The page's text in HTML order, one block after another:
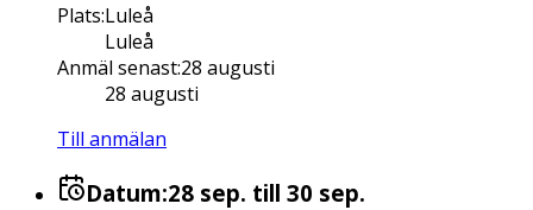
Plats:Luleå
Luleå
Anmäl senast:28 augusti
28 augusti
Till anmälan
Datum:28 sep. till 30 sep.